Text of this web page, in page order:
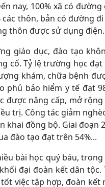
nay, 100% xã có
thôn, bản có đường
thôn được sử dụng điện.
giáo dục, đào tạo
cố. Tỷ lệ trường học đạt
khám, chữa bệnh
bảo hiểm y tế đạt
được nâng cấp, mở
trị. Công tác giảm
đồng bộ. Giai đoạn
đào tạo đạt trên 54%...
bài học quý báu,
đại đoàn kết dân tộc.
việc tập hợp, đoàn